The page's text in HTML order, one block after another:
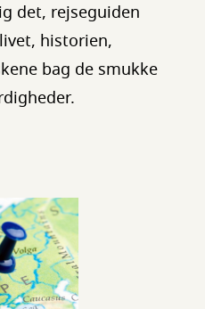
det, rejseguiden
historien,
bag de smukke